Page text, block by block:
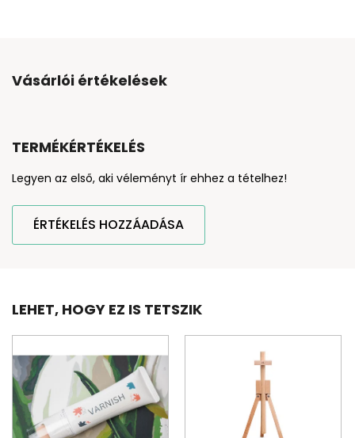
Vásárlói értékelések
TERMÉKÉRTÉKELÉS
Legyen az első, aki véleményt ír ehhez a tételhez!
ÉRTÉKELÉS HOZZÁADÁSA
LEHET, HOGY EZ IS TETSZIK